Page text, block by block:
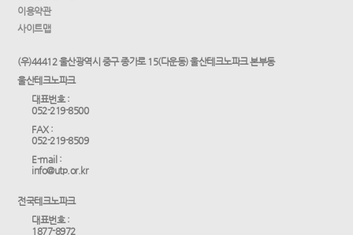
이용약관
사이트맵
(우)44412 울산광역시 중구 종가로 15(다운동) 울산테크노파크 본부동
울산테크노파크
대표번호 :
052-219-8500
FAX :
052-219-8509
E-mail :
info@utp.or.kr
전국테크노파크
대표번호 :
1877-8972